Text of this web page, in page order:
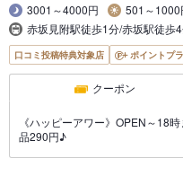
3001～4000円
501～1000
赤坂見附駅徒歩1分/赤坂駅徒歩
口コミ投稿特典対象店 ポイントプ
クーポン
《ハッピーアワー》OPEN～18
品290円♪